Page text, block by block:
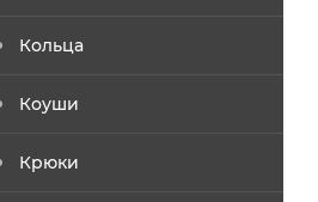
Кольца
Коуши
Крюки